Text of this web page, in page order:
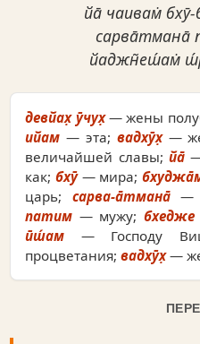
йа̄ чаивам̇
сарва̄тмана̄
йаджн̃еш́ам̇
девйах̣ ӯчух̣— жены
ийам — эта; вадхӯх̣—
величайшей славы;йа̄
как; бхӯ— мира;
царь; сарва-а̄тмана̄— с
патим — мужу; бхедже
ӣш́ам — Господу
процветания;вадхӯх̣—